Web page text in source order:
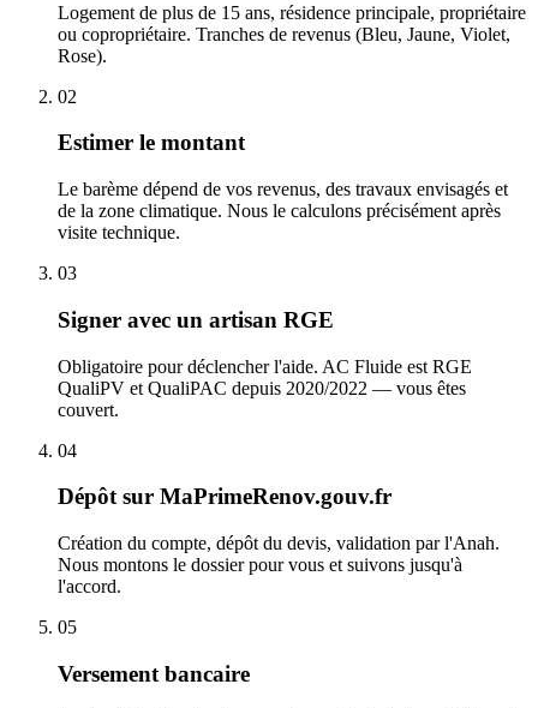
Logement de plus de 15 ans, résidence principale, propriétaire
ou copropriétaire. Tranches de revenus (Bleu, Jaune, Violet,
Rose).
02
Estimer le montant
Le barème dépend de vos revenus, des travaux envisagés et
de la zone climatique. Nous le calculons précisément après
visite technique.
03
Signer avec un artisan RGE
Obligatoire pour déclencher l'aide. AC Fluide est RGE
QualiPV et QualiPAC depuis 2020/2022 — vous êtes
couvert.
04
Dépôt sur MaPrimeRenov.gouv.fr
Création du compte, dépôt du devis, validation par l'Anah.
Nous montons le dossier pour vous et suivons jusqu'à
l'accord.
05
Versement bancaire